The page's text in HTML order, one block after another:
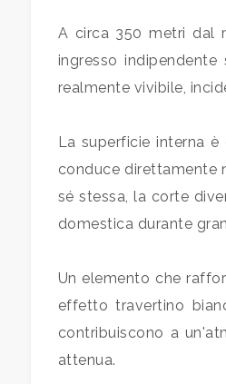
A circa 350 metri dal
ingresso
realmente vivibile,
La superficie interna
conduce direttamente
sé stessa, la corte
domestica durante
Un elemento che
effetto travertino
contribuiscono a
attenua.
Qualsiasi